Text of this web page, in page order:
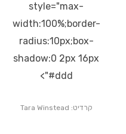
style="max-
width:100%;border-
radius:10px;box-
shadow:0 2px 16px
#ddd">
קרדיט: Tara Winstead